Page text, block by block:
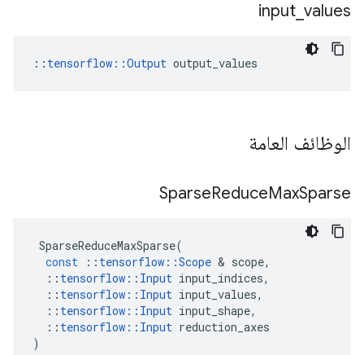
input values
:: tensorflow::Output output_values
الوظائف العامة
SparseReduceMaxSparse
SparseReduceMaxSparse(
const
:: tensorflow ::Scope & scope,
:: tensorflow :: Input input_indices,
:: tensorflow :: Input input_values,
:: tensorflow :: Input input_shape,
:: tensorflow :: Input reduction_axes
)